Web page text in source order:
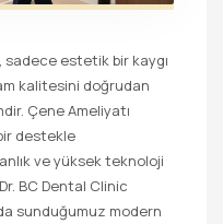
sadece estetik bir kaygı
kalitesini doğrudan
Çene Ameliyatı
destekle
ve yüksek teknoloji
BC Dental Clinic
sunduğumuz modern